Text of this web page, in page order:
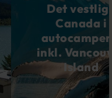
Det
Canada i
inkl.
Island